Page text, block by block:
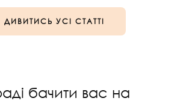
ДИВИТИСЬ УСІ СТАТТІ
бачити вас на